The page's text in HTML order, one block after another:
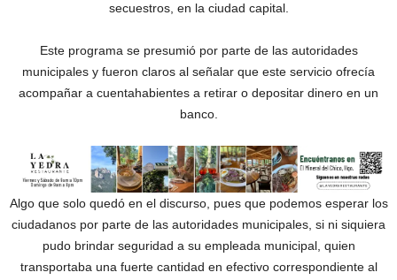
secuestros, en la ciudad capital.
Este programa se presumió por parte de las autoridades
municipales y fueron claros al señalar que este servicio ofrecía
acompañar a cuentahabientes a retirar o depositar dinero en un
banco.
Algo que solo quedó en el discurso, pues que podemos esperar los
ciudadanos por parte de las autoridades municipales, si ni siquiera
pudo brindar seguridad a su empleada municipal, quien
transportaba una fuerte cantidad en efectivo correspondiente al